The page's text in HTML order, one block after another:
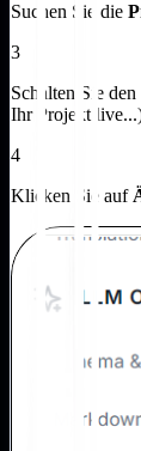
Suchen Sie die
3
Schalten Sie
Ihr Projekt
4
Klicken Sie auf